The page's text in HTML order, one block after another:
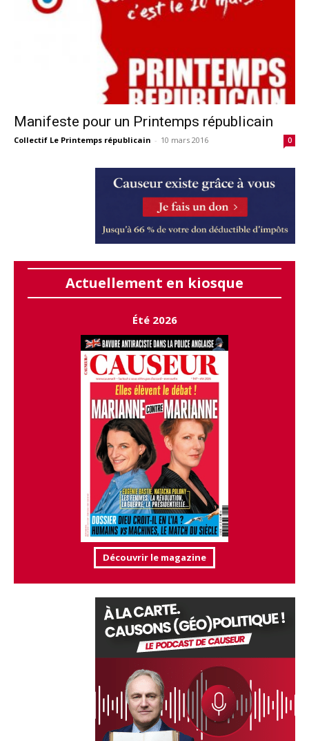
Manifeste pour un Printemps républicain
Collectif Le Printemps républicain - 10 mars 2016 0
Actuellement en kiosque
Été 2026
Découvrir le magazine